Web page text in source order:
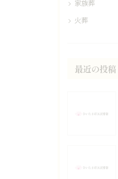
家族葬
火葬
最近の投稿